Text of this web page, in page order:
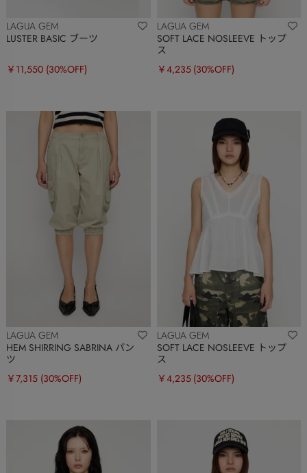
LAGUA GEM
LUSTER BASIC ブーツ
￥11,550 (30%OFF)
LAGUA GEM
SOFT LACE NOSLEEVE トップ
ス
￥4,235 (30%OFF)
LAGUA GEM
HEM SHIRRING SABRINA パン
ツ
￥7,315 (30%OFF)
LAGUA GEM
SOFT LACE NOSLEEVE トップ
ス
￥4,235 (30%OFF)